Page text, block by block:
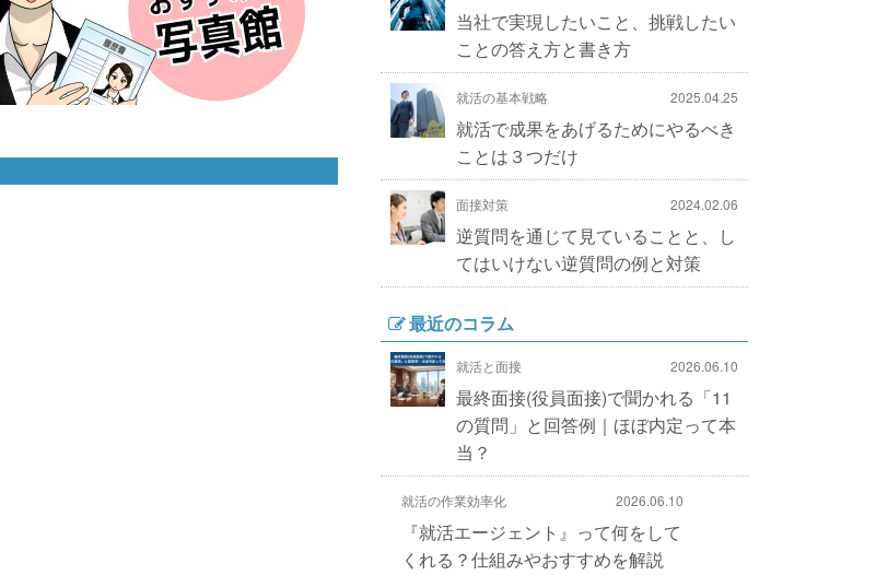
当社で実現したいこと、挑戦したい
ことの答え方と書き方
就活の基本戦略 2025.04.25
就活で成果をあげるためにやるべき
ことは３つだけ
面接対策 2024.02.06
逆質問を通じて見ていることと、し
てはいけない逆質問の例と対策
最近のコラム
就活と面接 2026.06.10
最終面接(役員面接)で聞かれる「11
の質問」と回答例｜ほぼ内定って本
当？
就活の作業効率化 2026.06.10
『就活エージェント』って何をして
くれる？仕組みやおすすめを解説